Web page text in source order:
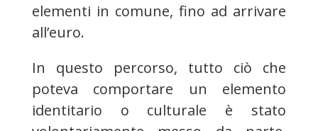
elementi in comune, fino ad arrivare
all’euro.
In questo percorso, tutto ciò che
poteva comportare un elemento
identitario o culturale è stato